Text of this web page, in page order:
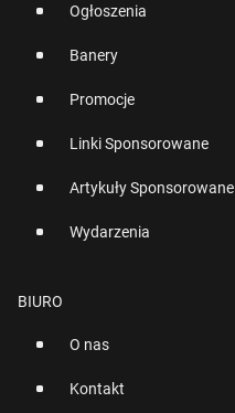
Ogłoszenia
Banery
Promocje
Linki Sponsorowane
Artykuły Sponsorowane
Wydarzenia
BIURO
O nas
Kontakt